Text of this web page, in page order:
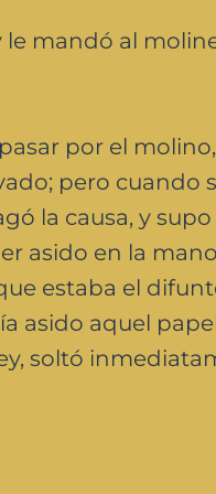
le mandó al
por el
pero cuando
la causa, y
asido en la
estaba el
asido aquel
soltó